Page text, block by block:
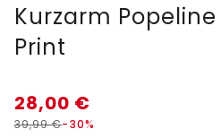
Kurzarm
Print
28,00 €
39,99€-30%